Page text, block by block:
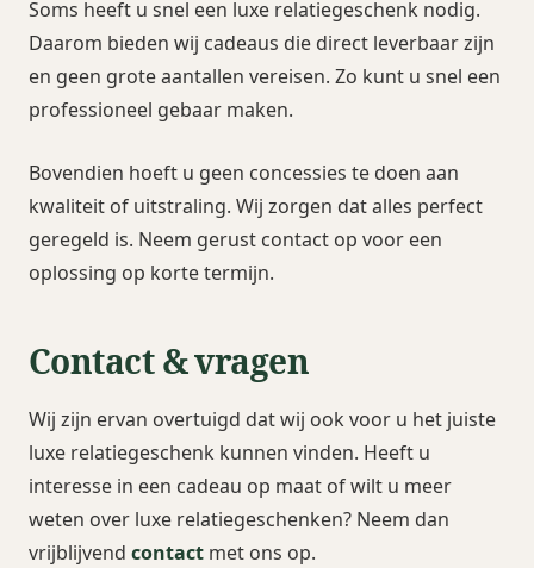
Soms heeft u snel een luxe relatiegeschenk nodig.
Daarom bieden wij cadeaus die direct leverbaar zijn
en geen grote aantallen vereisen. Zo kunt u snel een
professioneel gebaar maken.
Bovendien hoeft u geen concessies te doen aan
kwaliteit of uitstraling. Wij zorgen dat alles perfect
geregeld is. Neem gerust contact op voor een
oplossing op korte termijn.
Contact & vragen
Wij zijn ervan overtuigd dat wij ook voor u het juiste
luxe relatiegeschenk kunnen vinden. Heeft u
interesse in een cadeau op maat of wilt u meer
weten over luxe relatiegeschenken? Neem dan
vrijblijvend contact met ons op.